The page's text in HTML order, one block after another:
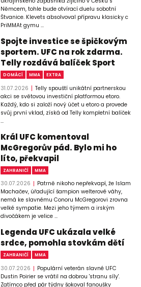
Němcem, tohle bude otvírací duelu sobotní
Štvanice. Klevets absolvoval přípravu klasicky c
PriMMAt gymu ...
Spojte investice se špičkovým
sportem. UFC na rok zdarma.
Telly rozdává balíček Sport
DOMÁCÍ MMA EXTRA
31.07.2026
Telly spouští unikátní partnerskou
akci se světovou investiční platformou etoro.
Každý, kdo si založí nový účet u etoro a provede
svůj první vklad, získá od Telly kompletní balíček
...
Král UFC komentoval
McGregorův pád. Bylo mi ho
líto, překvapil
ZAHRANIČÍ MMA
30.07.2026
Patrně nikoho nepřekvapí, že Islam
Machačev, úřadující šampion welterové váhy,
nemá ke slavnému Conoru McGregorovi zrovna
velké sympatie. Mezi jeho týmem a irským
divočákem je velice ...
Legenda UFC ukázala velké
srdce, pomohla stovkám dětí
ZAHRANIČÍ MMA
30.07.2026
Populární veterán slavné UFC
Dustin Poirier se vrátil na dobrou 'stranu síly'.
Zatímco před pár týdny šokoval fanoušky